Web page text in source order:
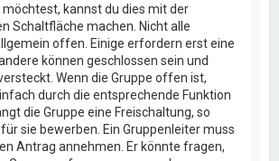
kannst du dies mit der
Schaltfläche machen. Nicht alle
offen. Einige erfordern erst eine
können geschlossen sein und
Wenn die Gruppe offen ist,
durch die entsprechende Funktion
die Gruppe eine Freischaltung, so
sie bewerben. Ein Gruppenleiter muss
Antrag annehmen. Er könnte fragen,